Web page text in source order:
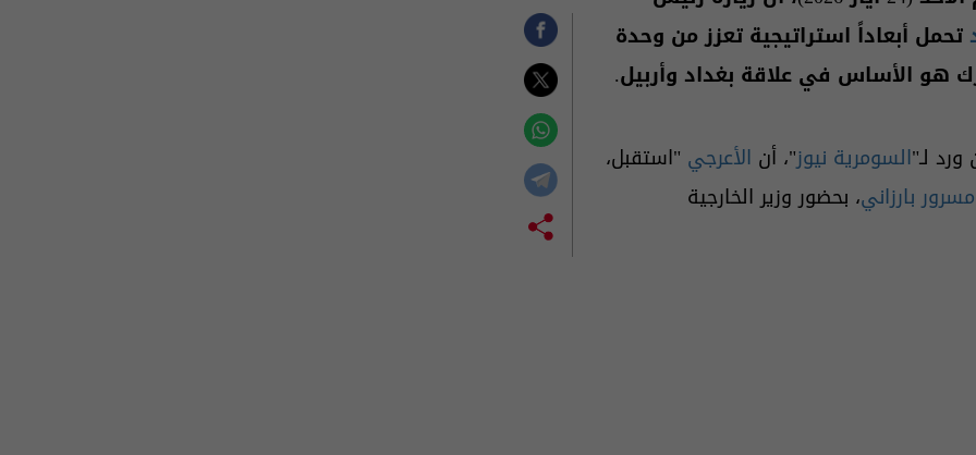
تحمل أبعاداً استراتيجية تعزز من وحدة
هو الأساس في علاقة بغداد وأربيل.
لـ"السومرية نيوز"، أن الأعرجي "استقبل،
مسرور بارزاني، بحضور وزير الخارجية